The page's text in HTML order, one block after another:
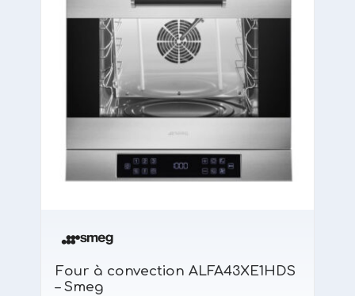
Four à convection ALFA43XE1HDS
– Smeg